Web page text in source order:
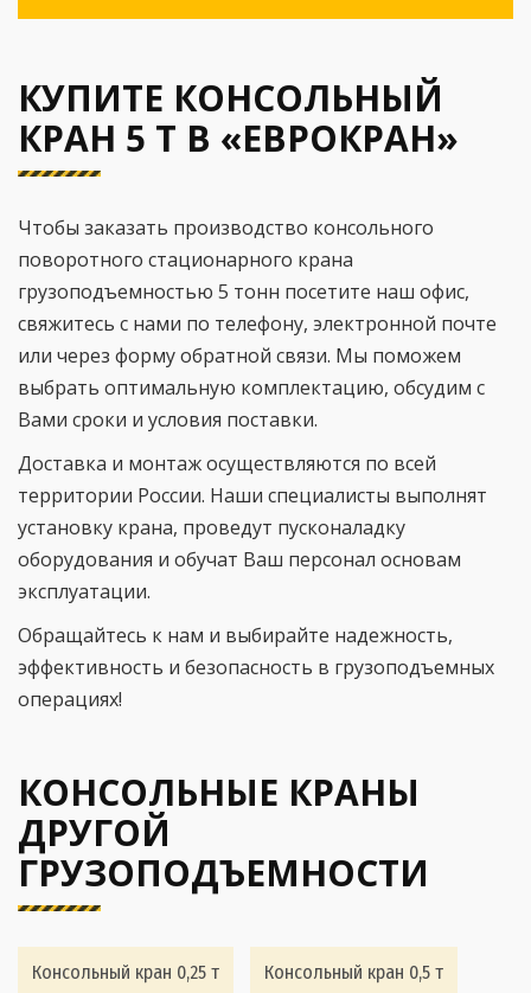
КУПИТЕ КОНСОЛЬНЫЙ
КРАН 5 Т В «ЕВРОКРАН»
Чтобы заказать производство консольного
поворотного стационарного крана
грузоподъемностью 5 тонн посетите наш офис,
свяжитесь с нами по телефону, электронной почте
или через форму обратной связи. Мы поможем
выбрать оптимальную комплектацию, обсудим с
Вами сроки и условия поставки.
Доставка и монтаж осуществляются по всей
территории России. Наши специалисты выполнят
установку крана, проведут пусконаладку
оборудования и обучат Ваш персонал основам
эксплуатации.
Обращайтесь к нам и выбирайте надежность,
эффективность и безопасность в грузоподъемных
операциях!
КОНСОЛЬНЫЕ КРАНЫ
ДРУГОЙ
ГРУЗОПОДЪЕМНОСТИ
Консольный кран 0,25 т Консольный кран 0,5 т